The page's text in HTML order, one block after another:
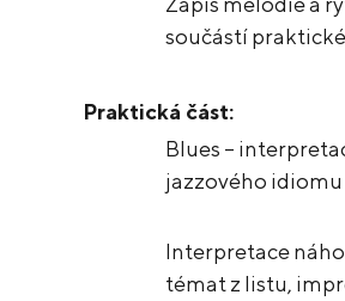
součástí
Praktická část:
Blues –
jazzového
Interpretace
témat z listu,